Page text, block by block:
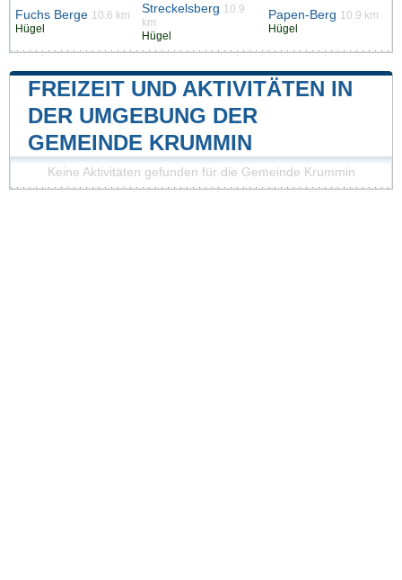
Fuchs Berge 10.6 km
Hügel
Streckelsberg 10.9
km
Hügel
Papen-Berg 10.9 km
Hügel
FREIZEIT UND AKTIVITÄTEN IN
DER UMGEBUNG DER
GEMEINDE KRUMMIN
Keine Aktivitäten gefunden für die Gemeinde Krummin